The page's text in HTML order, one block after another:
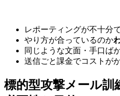
レポーティングが不十分で
やり方が合っているのか
同じような文面・手口ば
送信ごと課金でコストがか
標的型攻撃メール訓